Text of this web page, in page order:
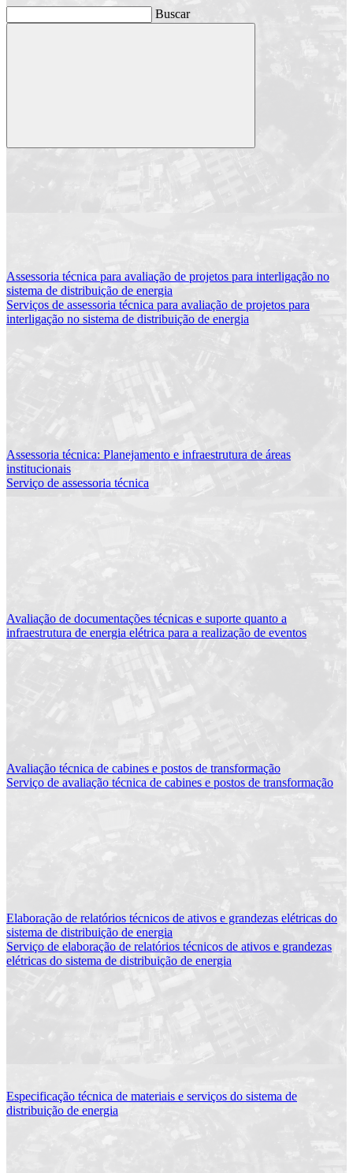
Buscar
Buscar
Assessoria técnica para avaliação de projetos para interligação no
sistema de distribuição de energia
Serviços de assessoria técnica para avaliação de projetos para
interligação no sistema de distribuição de energia
Assessoria técnica: Planejamento e infraestrutura de áreas
institucionais
Serviço de assessoria técnica
Avaliação de documentações técnicas e suporte quanto a
infraestrutura de energia elétrica para a realização de eventos
Avaliação técnica de cabines e postos de transformação
Serviço de avaliação técnica de cabines e postos de transformação
Elaboração de relatórios técnicos de ativos e grandezas elétricas do
sistema de distribuição de energia
Serviço de elaboração de relatórios técnicos de ativos e grandezas
elétricas do sistema de distribuição de energia
Especificação técnica de materiais e serviços do sistema de
distribuição de energia